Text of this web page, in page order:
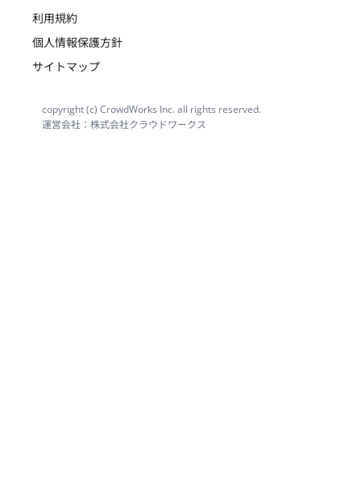
利用規約
個人情報保護方針
サイトマップ
copyright (c) CrowdWorks Inc. all rights reserved.
運営会社：株式会社クラウドワークス